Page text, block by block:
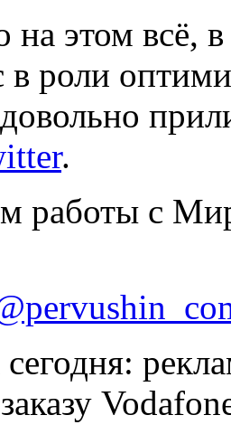
на этом всё,
роли
.
работы с